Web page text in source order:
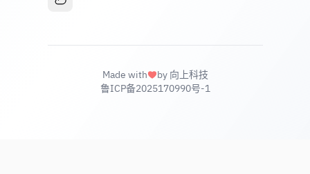
Made with
by 向上科技
鲁ICP备2025170990号-1